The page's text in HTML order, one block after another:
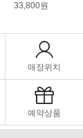
33,800원
매장위치
예약상품